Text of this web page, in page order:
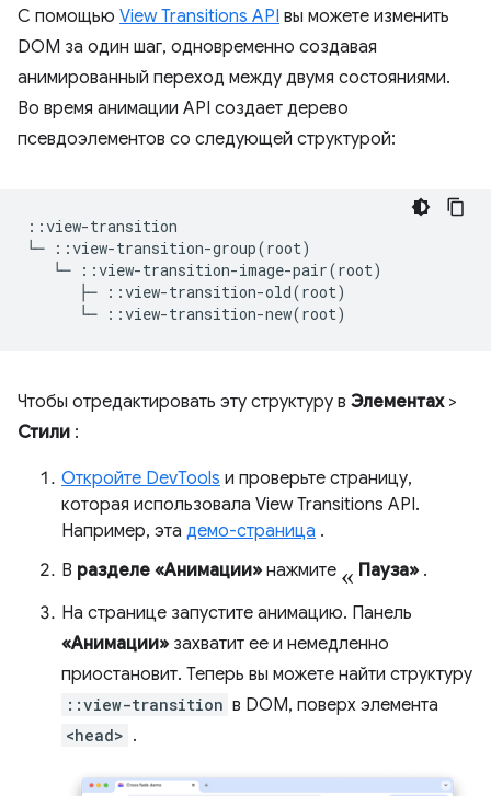
С помощью View Transitions API вы можете изменить
DOM за один шаг, одновременно создавая
анимированный переход между двумя состояниями.
Во время анимации API создает дерево
псевдоэлементов со следующей структурой:
::view-transition
└─ ::view-transition-group(root)
   └─ ::view-transition-image-pair(root)
      ├─ ::view-transition-old(root)
Чтобы отредактировать эту структуру в Элементах>
Стили :
Откройте DevTools и проверьте страницу,
которая использовала View Transitions API.
Например, эта демо-страница .
В разделе «Анимации» нажмите « Пауза» .
На странице запустите анимацию. Панель
«Анимации» захватит ее и немедленно
приостановит. Теперь вы можете найти структуру
::view-transition в DOM, поверх элемента
<head> .